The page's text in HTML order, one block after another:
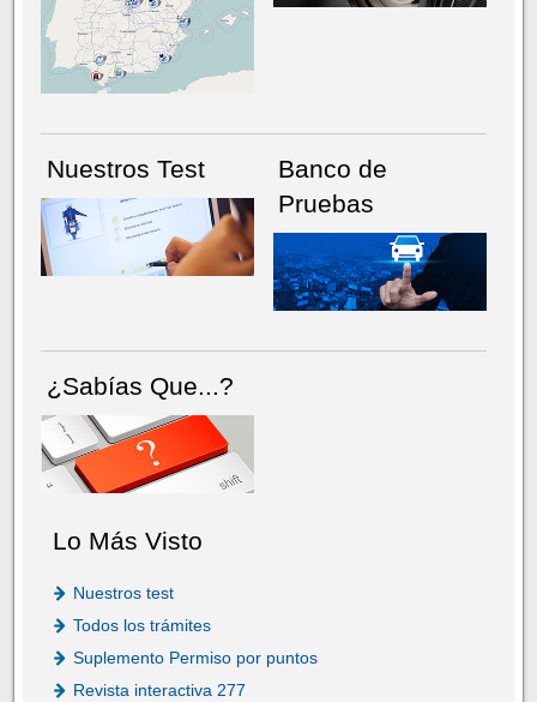
NÚMERO ACTUALHEMEROTECA
Nuestros Test
Banco de
Pruebas
¿Sabías Que...?
Lo Más Visto
Nuestros test
Todos los trámites
Suplemento Permiso por puntos
Revista interactiva 277